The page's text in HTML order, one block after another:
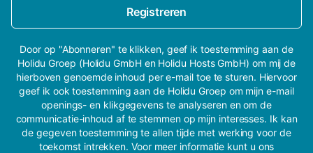
Registreren
Door op "Abonneren" te klikken, geef ik toestemming aan de
Holidu Groep (Holidu GmbH en Holidu Hosts GmbH) om mij de
hierboven genoemde inhoud per e-mail toe te sturen. Hiervoor
geef ik ook toestemming aan de Holidu Groep om mijn e-mail
openings- en klikgegevens te analyseren en om de
communicatie-inhoud af te stemmen op mijn interesses. Ik kan
de gegeven toestemming te allen tijde met werking voor de
toekomst intrekken. Voor meer informatie kunt u ons